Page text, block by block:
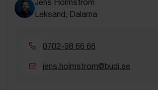
Jens Holmström
Leksand, Dalarna
0702-98 66 66
jens.holmstrom@budi.se